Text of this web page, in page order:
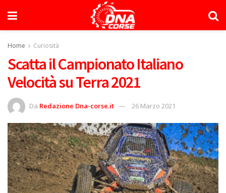
Home Curiosità
Scatta il Campionato Italiano
Velocità su Terra 2021
Da Redazione Dna-corse.it 26 Marzo 2021